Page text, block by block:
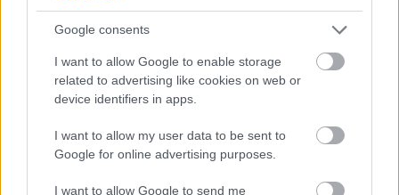
Google consents
I want to allow Google to enable storage
related to advertising like cookies on web or
device identifiers in apps.
I want to allow my user data to be sent to
Google for online advertising purposes.
I want to allow Google to send me
2026. 08. 05. 17:00
TOVÁBB
A Solanára épül a Western Union
stabilcoinkártyája